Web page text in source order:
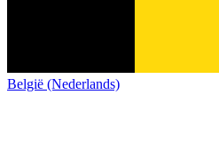
België (Nederlands)